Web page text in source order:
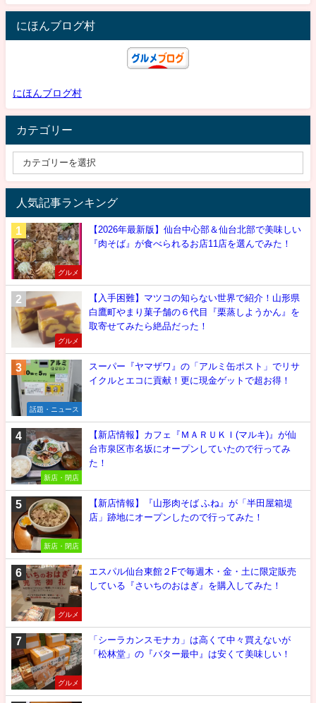
にほんブログ村
にほんブログ村
カテゴリー
人気記事ランキング
グルメ
【2026年最新版】仙台中心部＆仙台北部で美味しい
『肉そば』が食べられるお店11店を選んでみた！
グルメ
【入手困難】マツコの知らない世界で紹介！山形県
白鷹町やまり菓子舗の６代目『栗蒸しようかん』を
取寄せてみたら絶品だった！
話題・ニュース
スーパー『ヤマザワ』の「アルミ缶ポスト」でリサ
イクルとエコに貢献！更に現金ゲットで超お得！
新店・閉店
【新店情報】カフェ『ＭＡＲＵＫＩ(マルキ)』が仙
台市泉区市名坂にオープンしていたので行ってみ
た！
新店・閉店
【新店情報】『山形肉そば ふね』が「半田屋箱堤
店」跡地にオープンしたので行ってみた！
グルメ
エスパル仙台東館２Fで毎週木・金・土に限定販売
している『さいちのおはぎ』を購入してみた！
グルメ
「シーラカンスモナカ」は高くて中々買えないが
「松林堂」の『バター最中』は安くて美味しい！